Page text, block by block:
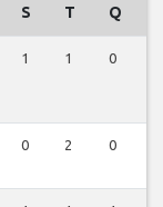
S T Q
1 1 0
0 2 0